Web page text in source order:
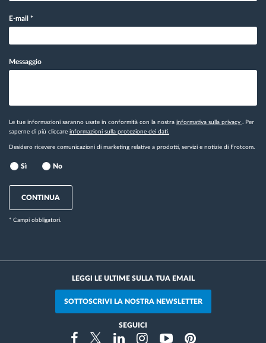
E-mail *
Messaggio
Le tue informazioni saranno usate in conformità con la nostra informativa sulla privacy
. Per
saperne di più cliccare informazioni sulla protezione dei dati.
Desidero ricevere comunicazioni di marketing relative a prodotti, servizi e notizie di Frotcom.
Sì No
CONTINUA
* Campi obbligatori.
LEGGI LE ULTIME SULLA TUA EMAIL
SOTTOSCRIVI LA NOSTRA NEWSLETTER
SEGUICI